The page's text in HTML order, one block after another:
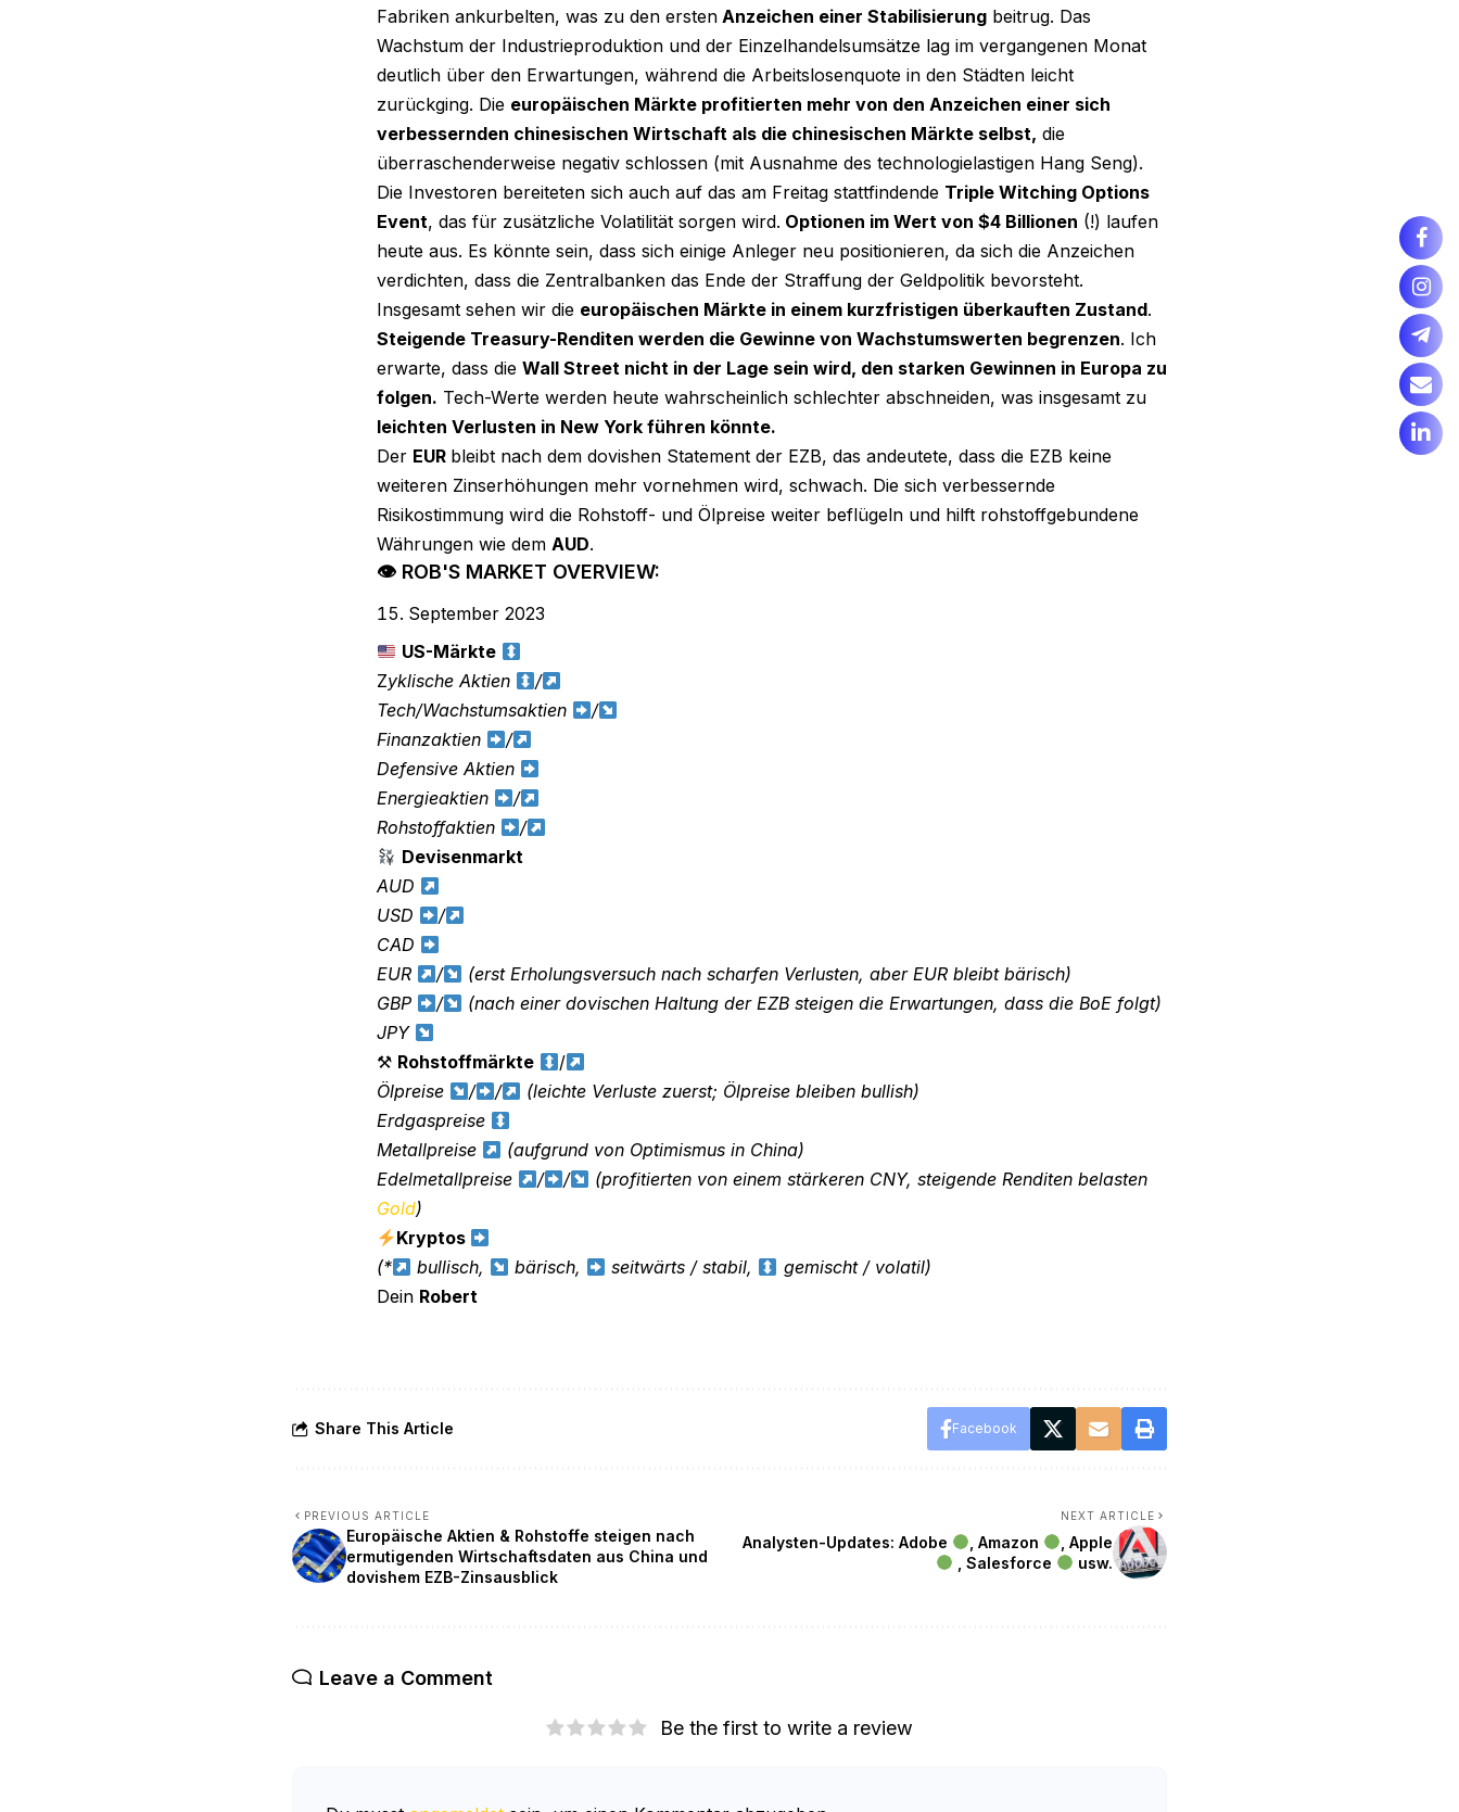
Fabriken ankurbelten, was zu den erstenAnzeichen einer Stabilisierungbeitrug. Das
Wachstum der Industrieproduktion und der Einzelhandelsumsätze lag im vergangenen Monat
deutlich über den Erwartungen, während die Arbeitslosenquote in den Städten leicht
zurückging. Die europäischen Märkte profitierten mehr von den Anzeichen einer sich
verbessernden chinesischen Wirtschaft als die chinesischen Märkte selbst, die
überraschenderweise negativ schlossen (mit Ausnahme des technologielastigen Hang Seng).
Die Investoren bereiteten sich auch auf das am Freitag stattfindende Triple Witching Options
Event, das für zusätzliche Volatilität sorgen wird. Optionen im Wert von $4 Billionen (!) laufen
heute aus. Es könnte sein, dass sich einige Anleger neu positionieren, da sich die Anzeichen
verdichten, dass die Zentralbanken das Ende der Straffung der Geldpolitik bevorsteht.
Insgesamt sehen wir die europäischen Märkte in einem kurzfristigen überkauften Zustand.
Steigende Treasury-Renditen werden die Gewinne von Wachstumswerten begrenzen. Ich
erwarte, dass die Wall Street nicht in der Lage sein wird, den starken Gewinnen in Europa zu
folgen. Tech-Werte werden heute wahrscheinlich schlechter abschneiden, was insgesamt zu
leichten Verlusten in New York führen könnte.
Der EUR bleibt nach dem dovishen Statement der EZB, das andeutete, dass die EZB keine
weiteren Zinserhöhungen mehr vornehmen wird, schwach. Die sich verbessernde
Risikostimmung wird die Rohstoff- und Ölpreise weiter beflügeln und hilft rohstoffgebundene
Währungen wie dem AUD.
👁 ROB'S MARKET OVERVIEW:
September 2023
US-Märkte
Zyklische Aktien
/
Tech/Wachstumsaktien
/
Finanzaktien
/
Defensive Aktien
Energieaktien
/
Rohstoffaktien
/
Devisenmarkt
AUD
USD
/
CAD
EUR
/
(erst Erholungsversuch nach scharfen Verlusten, aber EUR bleibt bärisch)
GBP
/
(nach einer dovischen Haltung der EZB steigen die Erwartungen, dass die BoE folgt)
JPY
⚒ Rohstoffmärkte
/
Ölpreise
/ /
(leichte Verluste zuerst; Ölpreise bleiben bullish)
Erdgaspreise
Metallpreise
(aufgrund von Optimismus in China)
Edelmetallpreise
/ /
(profitierten von einem stärkeren CNY, steigende Renditen belasten
Gold)
Kryptos
(*
bullisch, bärisch, seitwärts / stabil,
gemischt / volatil)
Dein Robert
Share This Article Facebook
PREVIOUS ARTICLE
Europäische Aktien & Rohstoffe steigen nach
ermutigenden Wirtschaftsdaten aus China und
dovishem EZB-Zinsausblick
NEXT ARTICLE
Analysten-Updates: Adobe , Amazon
, Apple
, Salesforce
usw.
Leave a Comment
Be the first to write a review